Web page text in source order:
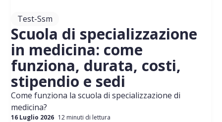
Test-Ssm
Scuola di specializzazione
in medicina: come
funziona, durata, costi,
stipendio e sedi
Come funziona la scuola di specializzazione di
medicina?
16 Luglio 2026 12 minuti di lettura